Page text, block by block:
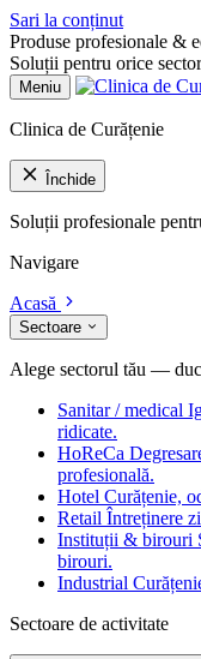
Sari la conținut
Produse profesionale &
Soluții pentru orice sector
Meniu
Clinica de Curățenie
Închide
Soluții profesionale
Navigare
Acasă
Sectoare
Alege sectorul tău —
Sanitar / medical
ridicate.
HoReCa
profesională.
Hotel Curățenie,
Retail Întreținere
Instituții & birouri
birouri.
Industrial
Sectoare de activitate